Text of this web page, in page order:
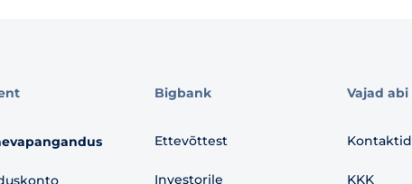
Bigbank
Ettevõttest
Investorile
Vajad abi
Kontaktid
KKK